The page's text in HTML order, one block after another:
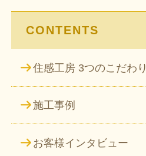
CONTENTS
住感工房 3つのこだわり
施工事例
お客様インタビュー